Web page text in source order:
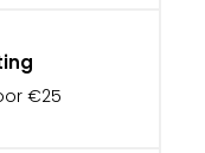
€25